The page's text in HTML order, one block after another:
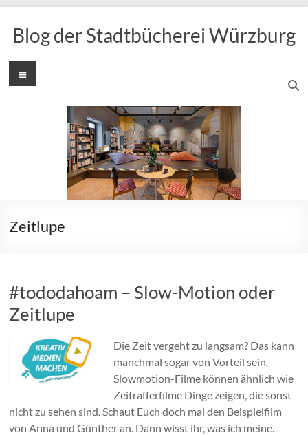
Inhalt
springen
Blog der Stadtbücherei Würzburg
Menü
Zeitlupe
#tododahoam – Slow-Motion oder
Zeitlupe
Die Zeit vergeht zu langsam? Das kann
manchmal sogar von Vorteil sein.
Slowmotion-Filme können ähnlich wie
Zeitrafferfilme Dinge zeigen, die sonst
nicht zu sehen sind. Schaut Euch doch mal den Beispielfilm
von Anna und Günther an. Dann wisst ihr, was ich meine.